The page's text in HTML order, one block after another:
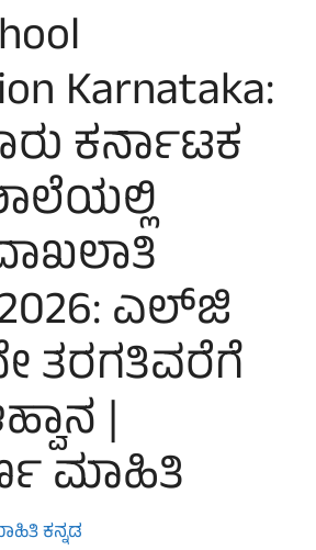
Karnataka:
ಕರ್ನಾಟಕ
ಎಲ್‌ಜಿ
ತರಗತಿವರೆಗೆ
|
ಮಾಹಿತಿ
ಕನ್ನಡ